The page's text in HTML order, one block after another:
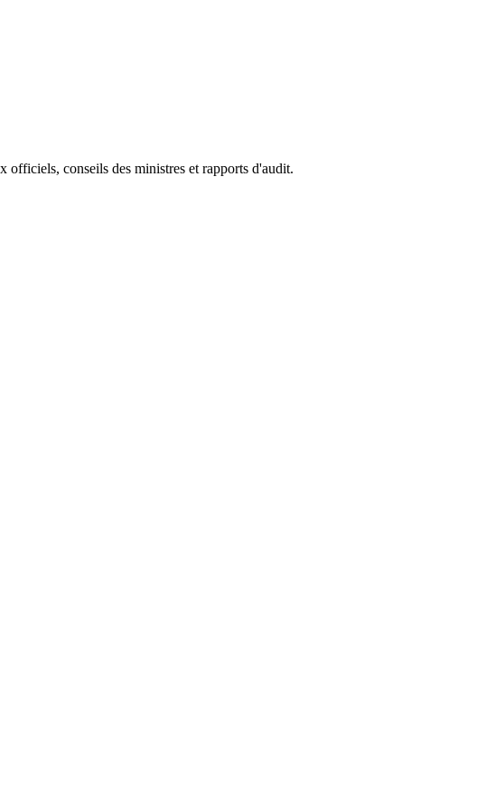
conseils des ministres et rapports d'audit.